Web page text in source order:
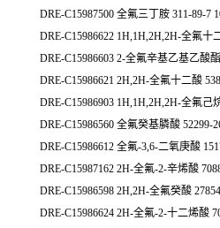
DRE-C15987500 全氟三丁胺 311-89-7
DRE-C15986622 1H,1H,2H,2H-全氟十
DRE-C15986603 2-全氟辛基乙基乙酸
DRE-C15986621 2H,2H-全氟十二酸
DRE-C15986903 1H,1H,2H,2H-全氟己
DRE-C15986560 全氟癸基膦酸 52299-
DRE-C15986612 全氟-3,6-二氧庚酸
DRE-C15987162 2H-全氟-2-辛烯酸
DRE-C15986598 2H,2H-全氟癸酸
DRE-C15986624 2H-全氟-2-十二烯酸